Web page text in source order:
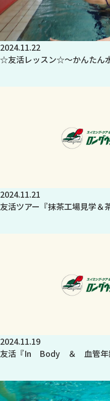
2024.11.22
☆友活レッスン☆～かんたん
2024.11.21
友活ツアー『抹茶工場見学＆
2024.11.19
友活『In Body ＆ 血管年